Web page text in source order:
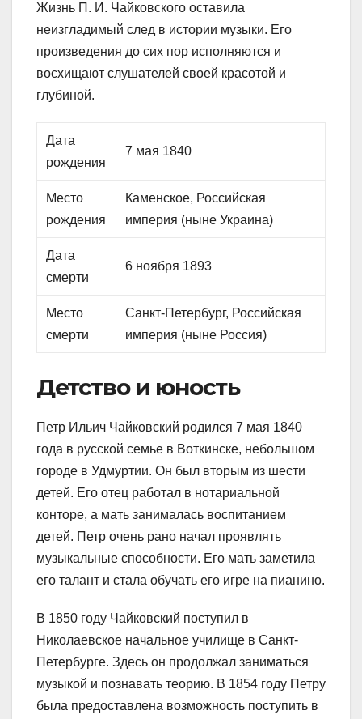
Жизнь П. И. Чайковского оставила
неизгладимый след в истории музыки. Его
произведения до сих пор исполняются и
восхищают слушателей своей красотой и
глубиной.
Дата
рождения
7 мая 1840
Место
рождения
Каменское, Российская
империя (ныне Украина)
Дата
смерти
6 ноября 1893
Место
смерти
Санкт-Петербург, Российская
империя (ныне Россия)
Детство и юность
Петр Ильич Чайковский родился 7 мая 1840
года в русской семье в Воткинске, небольшом
городе в Удмуртии. Он был вторым из шести
детей. Его отец работал в нотариальной
конторе, а мать занималась воспитанием
детей. Петр очень рано начал проявлять
музыкальные способности. Его мать заметила
его талант и стала обучать его игре на пианино.
В 1850 году Чайковский поступил в
Николаевское начальное училище в Санкт-
Петербурге. Здесь он продолжал заниматься
музыкой и познавать теорию. В 1854 году Петру
была предоставлена возможность поступить в